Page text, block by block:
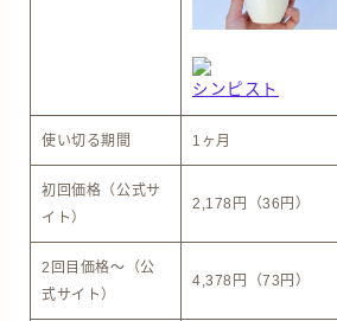
シンピスト
使い切る期間 1ヶ月
初回価格（公式サ
イト）
2,178円（36円）
2回目価格〜（公
式サイト）
4,378円（73円）